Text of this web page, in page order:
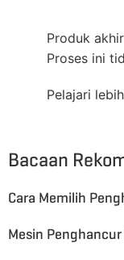
Produk
Proses ini
Pelajari
Bacaan
Cara Memilih
Mesin